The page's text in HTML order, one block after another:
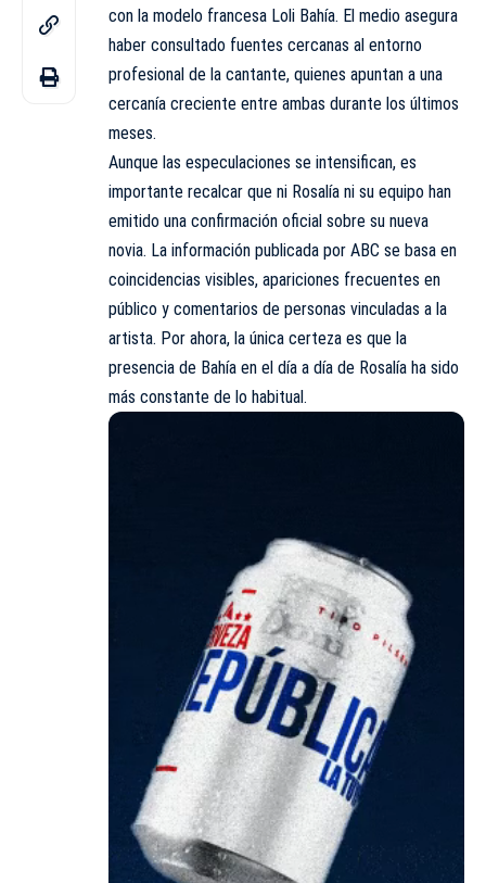
con la modelo francesa Loli Bahía. El medio asegura
haber consultado fuentes cercanas al entorno
profesional de la cantante, quienes apuntan a una
cercanía creciente entre ambas durante los últimos
meses.
Aunque las especulaciones se intensifican, es
importante recalcar que ni Rosalía ni su equipo han
emitido una confirmación oficial sobre su nueva
novia. La información publicada por ABC se basa en
coincidencias visibles, apariciones frecuentes en
público y comentarios de personas vinculadas a la
artista. Por ahora, la única certeza es que la
presencia de Bahía en el día a día de Rosalía ha sido
más constante de lo habitual.